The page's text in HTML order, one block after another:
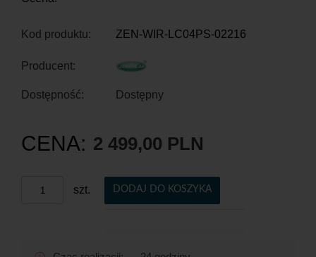
Kod produktu: ZEN-WIR-LC04PS-02216
Producent:
Dostępność: Dostępny
CENA: 2 499,00 PLN
szt. DODAJ DO KOSZYKA